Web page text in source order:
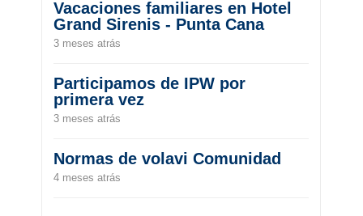
Vacaciones familiares en Hotel
Grand Sirenis - Punta Cana
3 meses atrás
Participamos de IPW por
primera vez
3 meses atrás
Normas de volavi Comunidad
4 meses atrás